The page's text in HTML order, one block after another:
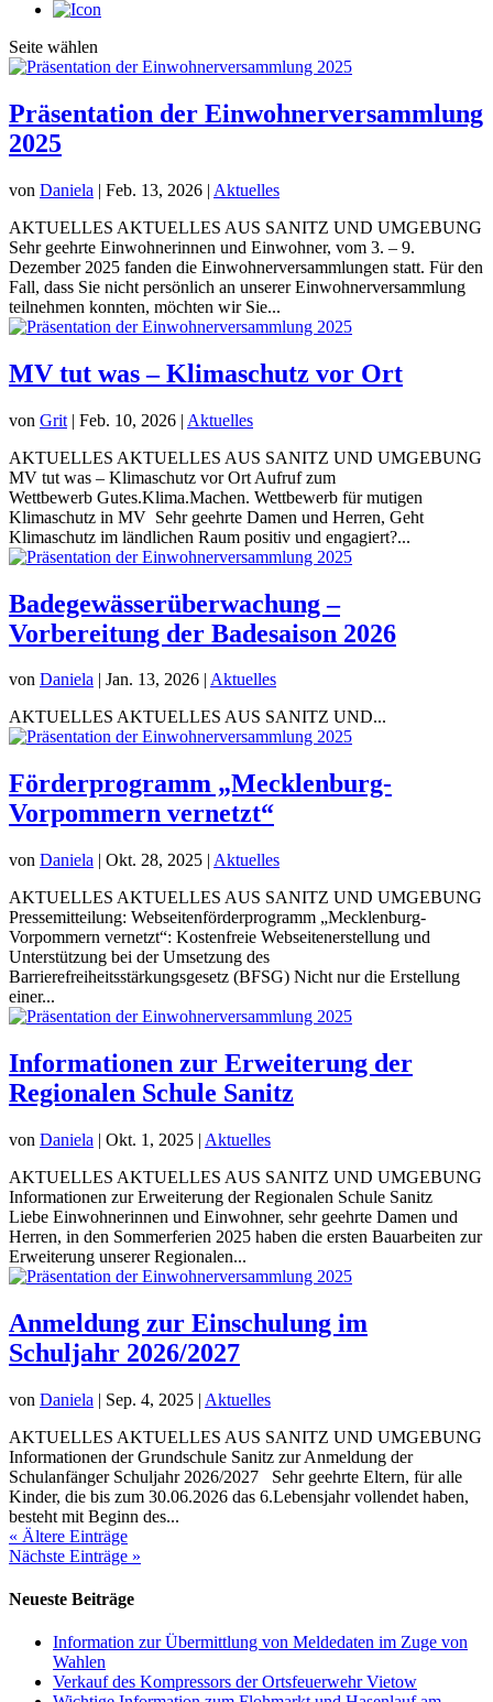
Seite wählen
Präsentation der Einwohnerversammlung
2025
von Daniela | Feb. 13, 2026 | Aktuelles
AKTUELLES AKTUELLES AUS SANITZ UND UMGEBUNG
Sehr geehrte Einwohnerinnen und Einwohner, vom 3. – 9.
Dezember 2025 fanden die Einwohnerversammlungen statt. Für den
Fall, dass Sie nicht persönlich an unserer Einwohnerversammlung
teilnehmen konnten, möchten wir Sie...
MV tut was – Klimaschutz vor Ort
von Grit | Feb. 10, 2026 | Aktuelles
AKTUELLES AKTUELLES AUS SANITZ UND UMGEBUNG
MV tut was – Klimaschutz vor Ort Aufruf zum
Wettbewerb Gutes.Klima.Machen. Wettbewerb für mutigen
Klimaschutz in MV Sehr geehrte Damen und Herren, Geht
Klimaschutz im ländlichen Raum positiv und engagiert?...
Badegewässerüberwachung –
Vorbereitung der Badesaison 2026
von Daniela | Jan. 13, 2026 | Aktuelles
AKTUELLES AKTUELLES AUS SANITZ UND...
Förderprogramm „Mecklenburg-
Vorpommern vernetzt“
von Daniela | Okt. 28, 2025 | Aktuelles
AKTUELLES AKTUELLES AUS SANITZ UND UMGEBUNG
Pressemitteilung: Webseitenförderprogramm „Mecklenburg-
Vorpommern vernetzt“: Kostenfreie Webseitenerstellung und
Unterstützung bei der Umsetzung des
Barrierefreiheitsstärkungsgesetz (BFSG) Nicht nur die Erstellung
einer...
Informationen zur Erweiterung der
Regionalen Schule Sanitz
von Daniela | Okt. 1, 2025 | Aktuelles
AKTUELLES AKTUELLES AUS SANITZ UND UMGEBUNG
Informationen zur Erweiterung der Regionalen Schule Sanitz
Liebe Einwohnerinnen und Einwohner, sehr geehrte Damen und
Herren, in den Sommerferien 2025 haben die ersten Bauarbeiten zur
Erweiterung unserer Regionalen...
Anmeldung zur Einschulung im
Schuljahr 2026/2027
von Daniela | Sep. 4, 2025 | Aktuelles
AKTUELLES AKTUELLES AUS SANITZ UND UMGEBUNG
Informationen der Grundschule Sanitz zur Anmeldung der
Schulanfänger Schuljahr 2026/2027 Sehr geehrte Eltern, für alle
Kinder, die bis zum 30.06.2026 das 6.Lebensjahr vollendet haben,
besteht mit Beginn des...
« Ältere Einträge
Nächste Einträge »
Neueste Beiträge
Information zur Übermittlung von Meldedaten im Zuge von
Wahlen
Verkauf des Kompressors der Ortsfeuerwehr Vietow